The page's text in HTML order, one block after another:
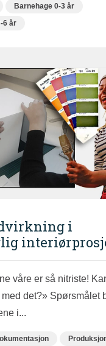
Barnehage 0-3 år
6 år
i
våre er så nitriste!
det?» Spørsmålet
i...